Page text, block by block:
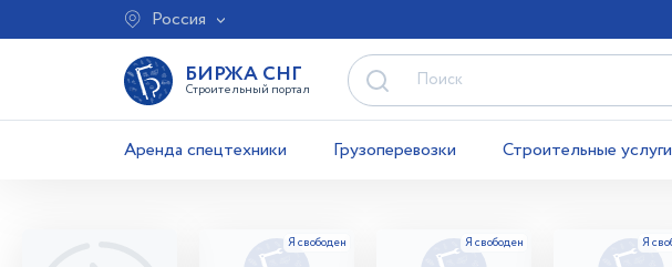
Россия
БИРЖА СНГ
Строительный портал
Аренда спецтехники Грузоперевозки Строительные услуги